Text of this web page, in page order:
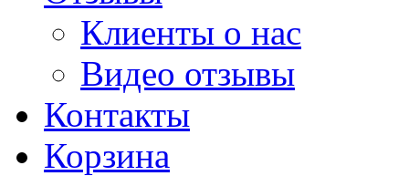
Клиенты о нас
Видео отзывы
Контакты
Корзина